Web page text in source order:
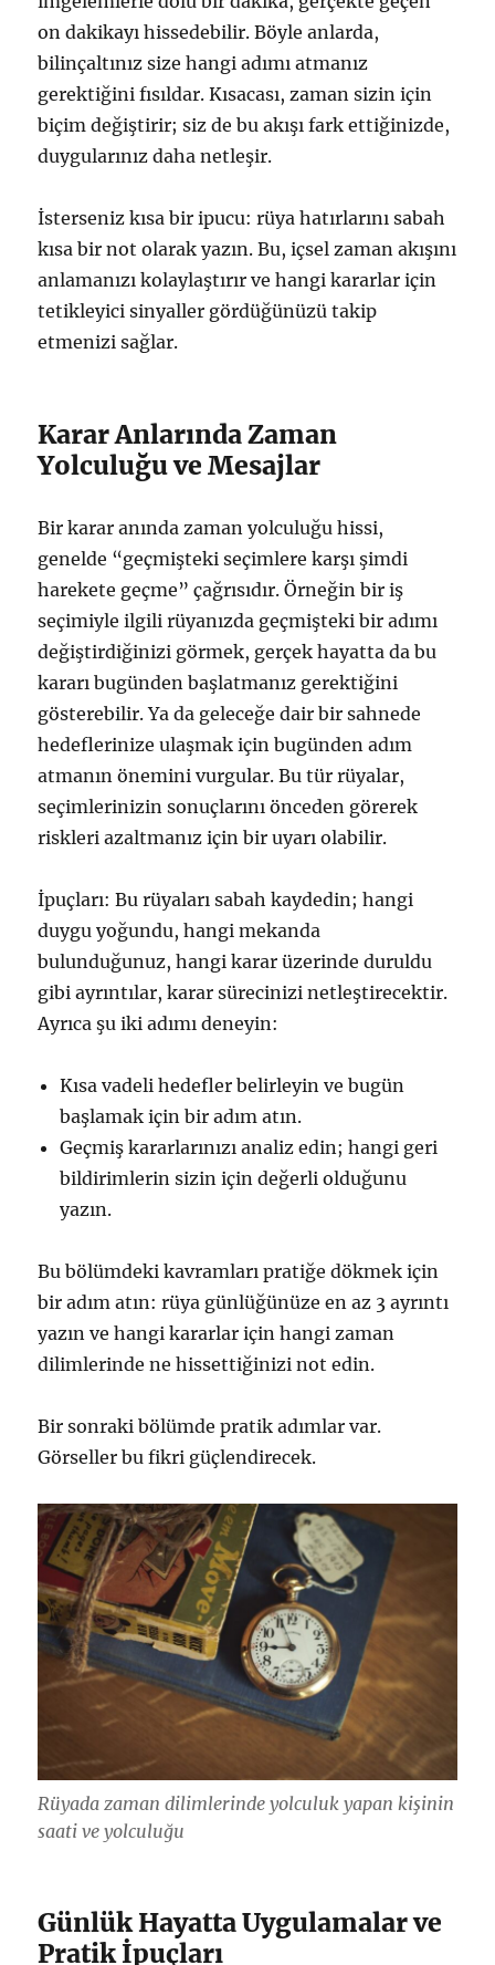
on dakikayı hissedebilir. Böyle anlarda,
bilinçaltınız size hangi adımı atmanız
gerektiğini fısıldar. Kısacası, zaman sizin için
biçim değiştirir; siz de bu akışı fark ettiğinizde,
duygularınız daha netleşir.
İsterseniz kısa bir ipucu: rüya hatırlarını sabah
kısa bir not olarak yazın. Bu, içsel zaman akışını
anlamanızı kolaylaştırır ve hangi kararlar için
tetikleyici sinyaller gördüğünüzü takip
etmenizi sağlar.
Karar Anlarında Zaman
Yolculuğu ve Mesajlar
Bir karar anında zaman yolculuğu hissi,
genelde “geçmişteki seçimlere karşı şimdi
harekete geçme” çağrısıdır. Örneğin bir iş
seçimiyle ilgili rüyanızda geçmişteki bir adımı
değiştirdiğinizi görmek, gerçek hayatta da bu
kararı bugünden başlatmanız gerektiğini
gösterebilir. Ya da geleceğe dair bir sahnede
hedeflerinize ulaşmak için bugünden adım
atmanın önemini vurgular. Bu tür rüyalar,
seçimlerinizin sonuçlarını önceden görerek
riskleri azaltmanız için bir uyarı olabilir.
İpuçları: Bu rüyaları sabah kaydedin; hangi
duygu yoğundu, hangi mekanda
bulunduğunuz, hangi karar üzerinde duruldu
gibi ayrıntılar, karar sürecinizi netleştirecektir.
Ayrıca şu iki adımı deneyin:
Kısa vadeli hedefler belirleyin ve bugün
başlamak için bir adım atın.
Geçmiş kararlarınızı analiz edin; hangi geri
bildirimlerin sizin için değerli olduğunu
yazın.
Bu bölümdeki kavramları pratiğe dökmek için
bir adım atın: rüya günlüğünüze en az 3 ayrıntı
yazın ve hangi kararlar için hangi zaman
dilimlerinde ne hissettiğinizi not edin.
Bir sonraki bölümde pratik adımlar var.
Görseller bu fikri güçlendirecek.
Rüyada zaman dilimlerinde yolculuk yapan kişinin
saati ve yolculuğu
Günlük Hayatta Uygulamalar ve
Pratik İpuçları